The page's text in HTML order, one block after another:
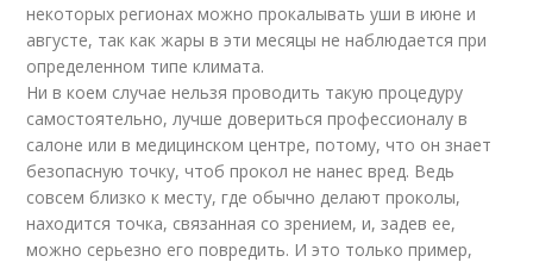
некоторых регионах можно прокалывать уши в июне и
августе, так как жары в эти месяцы не наблюдается при
определенном типе климата.
Ни в коем случае нельзя проводить такую процедуру
самостоятельно, лучше довериться профессионалу в
салоне или в медицинском центре, потому, что он знает
безопасную точку, чтоб прокол не нанес вред. Ведь
совсем близко к месту, где обычно делают проколы,
находится точка, связанная со зрением, и, задев ее,
можно серьезно его повредить. И это только пример,